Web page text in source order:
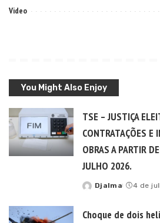
Video
You Might Also Enjoy
TSE – JUSTIÇA
CONTRATAÇÕES E
OBRAS A PARTIR
JULHO 2026.
Posted
Djalma 4 de
Choque de dois